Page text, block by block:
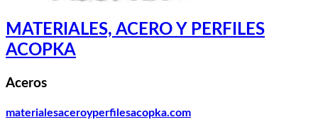
MATERIALES, ACERO Y PERFILES
ACOPKA
Aceros
materialesaceroyperfilesacopka.com